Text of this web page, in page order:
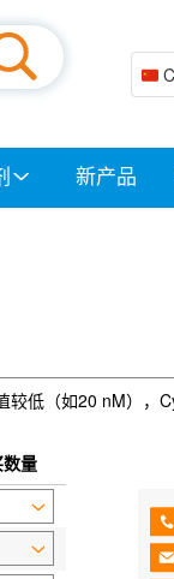
🇨🇳
新产品
较低（如20 nM），
量